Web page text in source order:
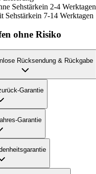
Sehstärkein 2-4 Werktagen
Sehstärkein 7-14 Werktagen
ohne Risiko
Rücksendung & Rückgabe
Garantie
Garantie